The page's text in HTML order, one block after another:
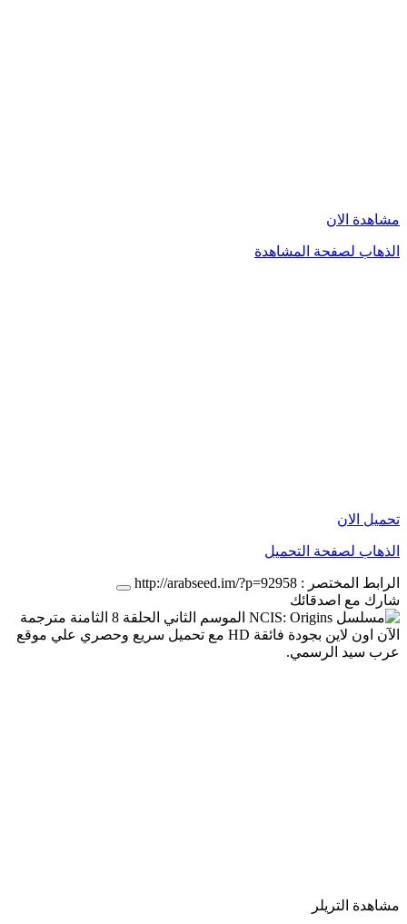
مشاهدة الان
الذهاب لصفحة المشاهدة
تحميل الان
الذهاب لصفحة التحميل
الرابط المختصر : http://arabseed.im/?p=92958
شارك مع اصدقائك
مشاهدة التريلر